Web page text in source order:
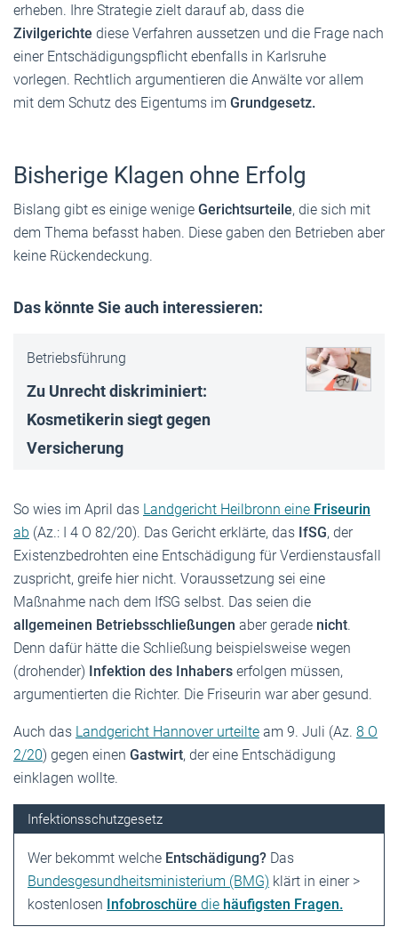
erheben. Ihre Strategie zielt darauf ab, dass die
Zivilgerichte diese Verfahren aussetzen und die Frage nach
einer Entschädigungspflicht ebenfalls in Karlsruhe
vorlegen. Rechtlich argumentieren die Anwälte vor allem
mit dem Schutz des Eigentums im Grundgesetz.
Bisherige Klagen ohne Erfolg
Bislang gibt es einige wenige Gerichtsurteile, die sich mit
dem Thema befasst haben. Diese gaben den Betrieben aber
keine Rückendeckung.
Das könnte Sie auch interessieren:
Betriebsführung
Zu Unrecht diskriminiert:
Kosmetikerin siegt gegen
Versicherung
So wies im April das Landgericht Heilbronn eine Friseurin
ab (Az.: I 4 O 82/20). Das Gericht erklärte, das IfSG, der
Existenzbedrohten eine Entschädigung für Verdienstausfall
zuspricht, greife hier nicht. Voraussetzung sei eine
Maßnahme nach dem IfSG selbst. Das seien die
allgemeinen Betriebsschließungen aber gerade nicht.
Denn dafür hätte die Schließung beispielsweise wegen
(drohender) Infektion des Inhabers erfolgen müssen,
argumentierten die Richter. Die Friseurin war aber gesund.
Auch das Landgericht Hannover urteilte am 9. Juli (Az. 8 O
2/20) gegen einen Gastwirt, der eine Entschädigung
einklagen wollte.
Infektionsschutzgesetz
Wer bekommt welche Entschädigung? Das
Bundesgesundheitsministerium (BMG) klärt in einer >
kostenlosen Infobroschüre die häufigsten Fragen.